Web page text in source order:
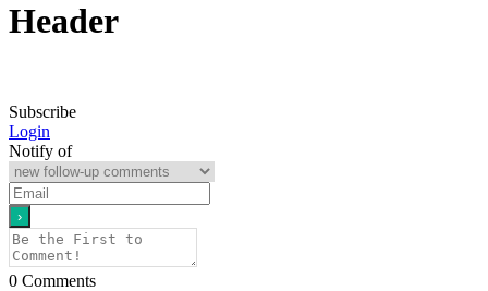
Header
Subscribe
Login
Notify of
0 Comments